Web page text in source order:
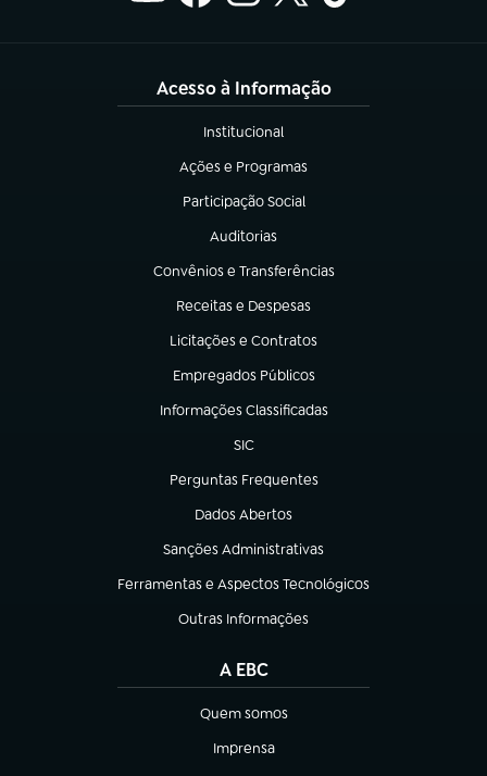
Acesso à Informação
Institucional
(abre em nova aba)
Ações e Programas
(abre em nova aba)
Participação Social
(abre em nova aba)
Auditorias
(abre em nova aba)
Convênios e Transferências
(abre em nova aba)
Receitas e Despesas
(abre em nova aba)
Licitações e Contratos
(abre em nova aba)
Empregados Públicos
(abre em nova aba)
Informações Classificadas
(abre em nova aba)
SIC
(abre em nova aba)
Perguntas Frequentes
(abre em nova aba)
Dados Abertos
(abre em nova aba)
Sanções Administrativas
(abre em nova aba)
Ferramentas e Aspectos Tecnológicos
(abre em nova aba)
Outras Informações
(abre em nova aba)
A EBC
Quem somos
(abre em nova aba)
Imprensa
(abre em nova aba)